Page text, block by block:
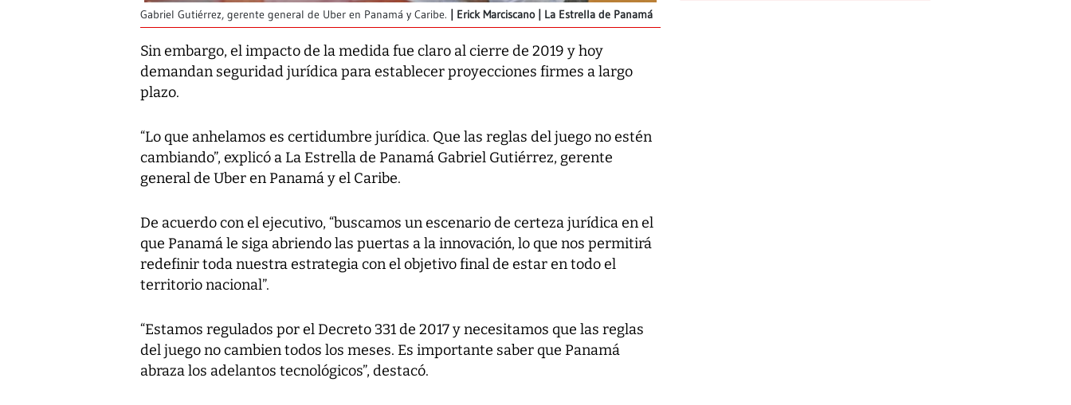
Gabriel Gutiérrez, gerente general de Uber en Panamá y Caribe. Erick Marciscano | La Estrella de Panamá
Sin embargo, el impacto de la medida fue claro al cierre de 2019 y hoy
demandan seguridad jurídica para establecer proyecciones firmes a largo
plazo.
“Lo que anhelamos es certidumbre jurídica. Que las reglas del juego no estén
cambiando”, explicó a La Estrella de Panamá Gabriel Gutiérrez, gerente
general de Uber en Panamá y el Caribe.
De acuerdo con el ejecutivo, “buscamos un escenario de certeza jurídica en el
que Panamá le siga abriendo las puertas a la innovación, lo que nos permitirá
redefinir toda nuestra estrategia con el objetivo final de estar en todo el
territorio nacional”.
“Estamos regulados por el Decreto 331 de 2017 y necesitamos que las reglas
del juego no cambien todos los meses. Es importante saber que Panamá
abraza los adelantos tecnológicos”, destacó.